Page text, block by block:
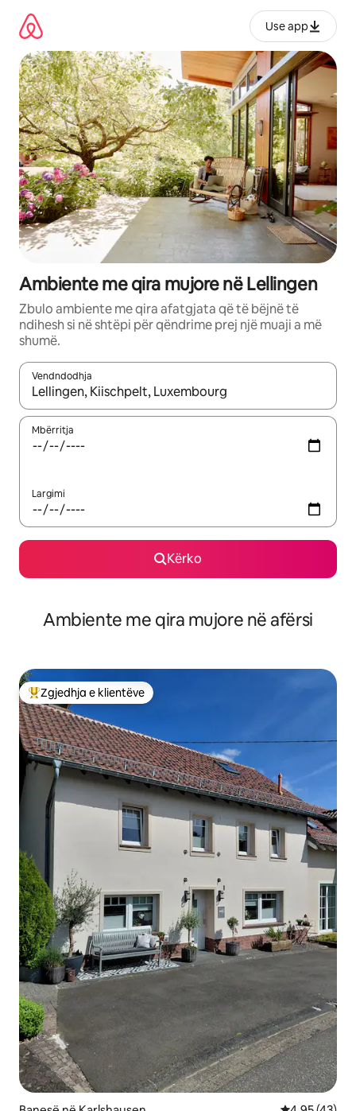
përmbajtja
Use app
Ambiente me qira mujore në Lellingen
Zbulo ambiente me qira afatgjata që të bëjnë të
ndihesh si në shtëpi për qëndrime prej një muaji a më
shumë.
Vendndodhja
Kur rezultatet të jenë të disponueshme, lëviz me butonat e
Mbërritja
Largimi
Kërko
Ambiente me qira mujore në afërsi
Më të mirat e zgjedhjeve të klientëve
Zgjedhja e klientëve